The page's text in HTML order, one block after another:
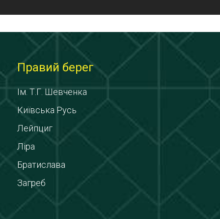
Правий берег
Ім. Т.Г. Шевченка
Київська Русь
Лейпциг
Ліра
Братислава
Загреб